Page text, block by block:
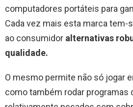
computadores portáteis para
Cada vez mais esta marca tem-
ao consumidor alternativas
qualidade.
O mesmo permite não só jogar
como também rodar programas